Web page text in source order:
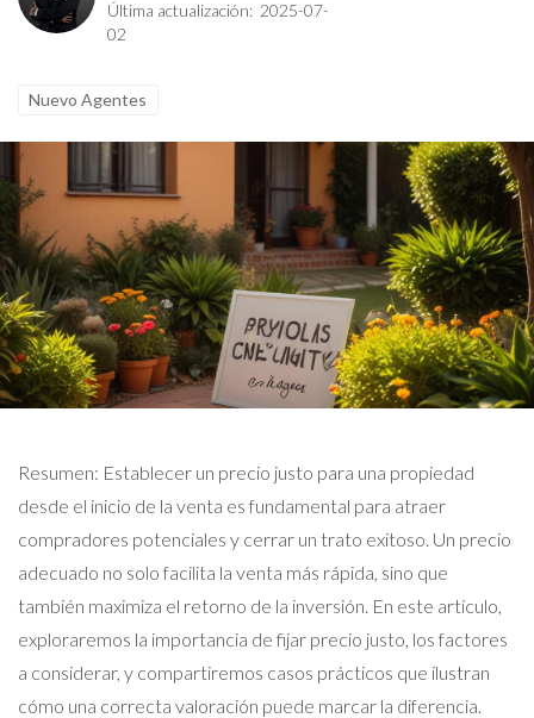
Última actualización: 2025-07-
02
Nuevo Agentes
Resumen: Establecer un precio justo para una propiedad
desde el inicio de la venta es fundamental para atraer
compradores potenciales y cerrar un trato exitoso. Un precio
adecuado no solo facilita la venta más rápida, sino que
también maximiza el retorno de la inversión. En este artículo,
exploraremos la importancia de fijar precio justo, los factores
a considerar, y compartiremos casos prácticos que ilustran
cómo una correcta valoración puede marcar la diferencia.